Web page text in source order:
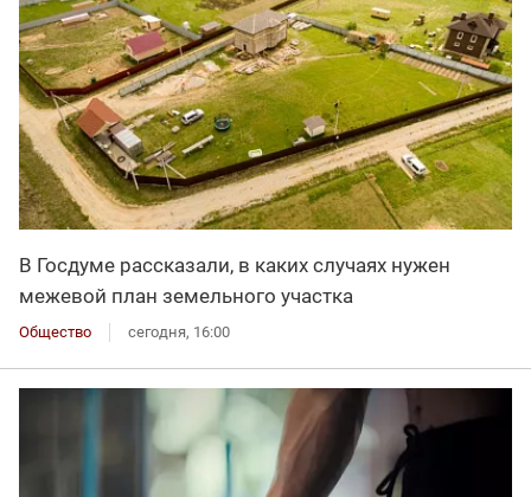
В Госдуме рассказали, в каких случаях нужен
межевой план земельного участка
Общество сегодня, 16:00